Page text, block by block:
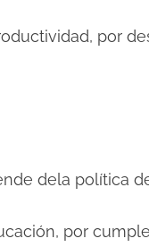
por
dela política de
por